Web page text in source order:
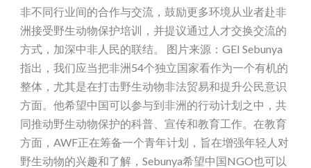
非不同行业间的合作与交流，鼓励更多环境从业者赴非
洲接受野生动物保护培训，并提议通过人才交换交流的
方式，加深中非人民的联结。 图片来源：GEI Sebunya
指出，我们应当把非洲54个独立国家看作为一个有机的
整体，尤其是在打击野生动物非法贸易和提升公民意识
方面。他希望中国可以参与到非洲的行动计划之中，共
同推动野生动物保护的科普、宣传和教育工作。在教育
方面，AWF正在筹备一个青年计划，旨在增强年轻人对
野生动物的兴趣和了解，Sebunya希望中国NGO也可以